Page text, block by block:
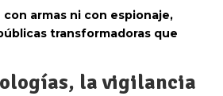
armas ni con espionaje,
transformadoras que
la vigilancia